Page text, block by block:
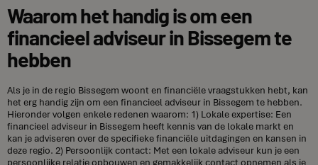
Waarom het handig is om een
financieel adviseur in Bissegem te
hebben
Als je in de regio Bissegem woont en financiële vraagstukken hebt, kan
het erg handig zijn om een financieel adviseur in Bissegem te hebben.
Hieronder volgen enkele redenen waarom: 1) Lokale expertise: Een
financieel adviseur in Bissegem heeft kennis van de lokale markt en
kan je adviseren over de specifieke financiële uitdagingen en kansen in
deze regio. 2) Persoonlijk contact: Met een lokale adviseur kun je een
persoonlijke relatie opbouwen en gemakkelijk contact opnemen als je